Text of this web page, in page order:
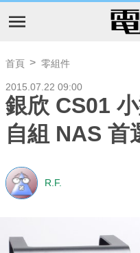
首頁 零組件
2015.07.22 09:00
銀欣 CS01
自組 NAS 首
R.F.